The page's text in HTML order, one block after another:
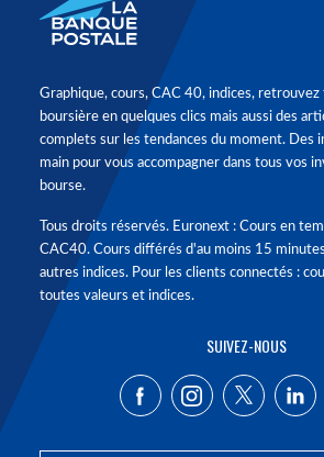
Graphique, cours, CAC 40, indices,
boursière en quelques clics mais aussi des
complets sur les tendances du moment. Des
main pour vous accompagner dans tous vos
bourse.
Tous droits réservés. Euronext : Cours en
CAC40. Cours différés d'au moins 15
autres indices. Pour les clients connectés :
toutes valeurs et indices.
SUIVEZ-NOUS